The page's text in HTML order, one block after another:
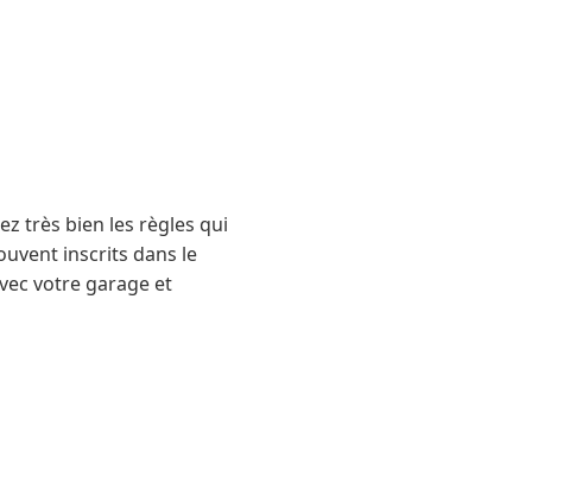
très bien les règles qui
inscrits dans le
votre garage et